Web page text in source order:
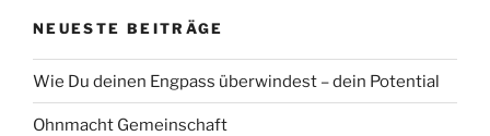
NEUESTE BEITRÄGE
Wie Du deinen Engpass überwindest – dein Potential
Ohnmacht Gemeinschaft